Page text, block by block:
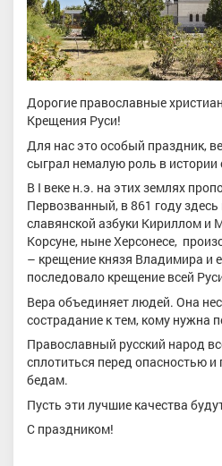
Дорогие православные
Крещения Руси!
Для нас это особый праздник,
сыграл немалую роль в истории
В I веке н.э. на этих землях
Первозванный, в 861 году
славянской азбуки Кириллом и
Корсуне, ныне Херсонесе,
– крещение князя Владимира и
последовало крещение всей
Вера объединяет людей. Она
сострадание к тем, кому нужна
Православный русский народ
сплотиться перед опасностью и
бедам.
Пусть эти лучшие качества
С праздником!